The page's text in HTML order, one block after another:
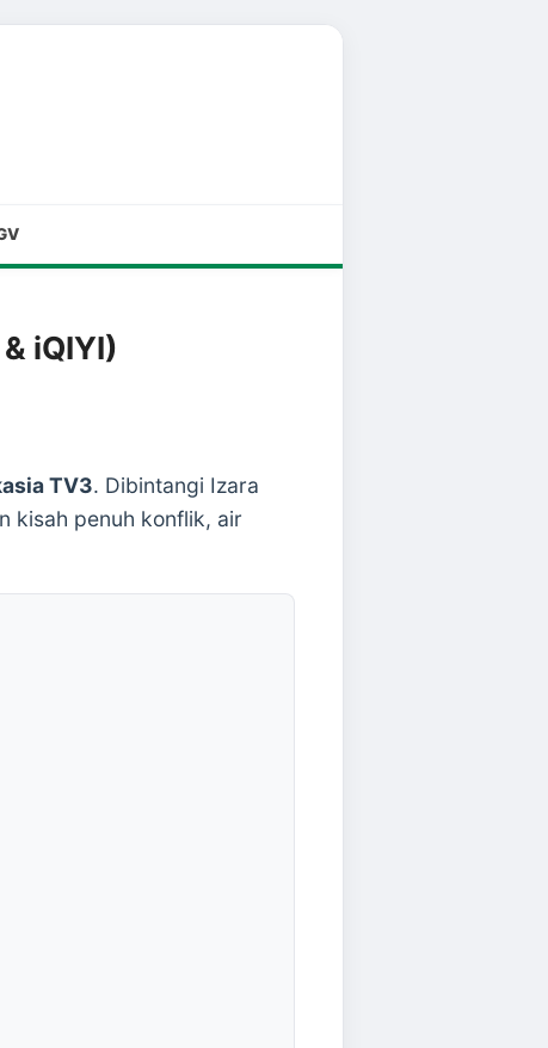
iQIYI)
TV3. Dibintangi Izara
kisah penuh konflik, air